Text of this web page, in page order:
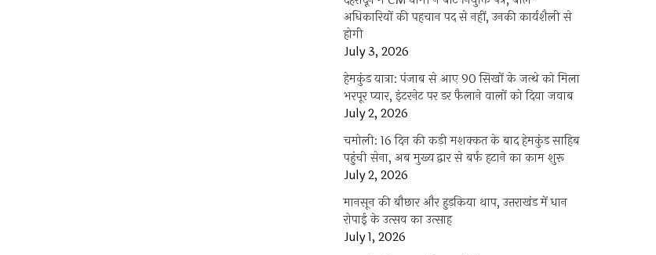
अधिकारियों की पहचान पद से नहीं, उनकी कार्यशैली से
होगी
July 3, 2026
हेमकुंड यात्रा: पंजाब से आए 90 सिखों के जत्थे को मिला
भरपूर प्यार, इंटरनेट पर डर फैलाने वालों को दिया जवाब
July 2, 2026
चमोली: 16 दिन की कड़ी मशक्कत के बाद हेमकुंड साहिब
पहुंची सेना, अब मुख्य द्वार से बर्फ हटाने का काम शुरू
July 2, 2026
मानसून की बौछार और हुड़किया थाप, उत्तराखंड में धान
रोपाई के उत्सव का उत्साह
July 1, 2026